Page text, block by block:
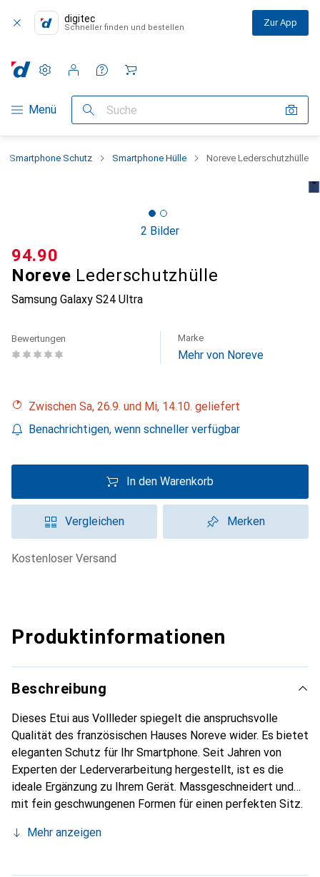
digitec
Schneller finden und bestellen Zur App
Navigation nach Kategorien
Menü Suche
Einstellungen
Kundenkonto
Vergleichslisten
Merklisten
Warenkorb
Smartphone Schutz Smartphone Hülle Noreve Lederschutzhülle
2 Bilder
Noreve Lederschutzhülle
Samsung Galaxy S24 Ultra
CHF
94.90
Bewertungen Marke
Mehr von Noreve
Zwischen Sa, 26.9. und Mi, 14.10. geliefert
Benachrichtigen, wenn schneller verfügbar
In den Warenkorb
Vergleichen Merken
kostenloser Versand
Produktinformationen
Beschreibung
Dieses Etui aus Vollleder spiegelt die anspruchsvolle
Qualität des französischen Hauses Noreve wider. Es bietet
eleganten Schutz für Ihr Smartphone. Seit Jahren von
Experten der Lederverarbeitung hergestellt, ist es die
ideale Ergänzung zu Ihrem Gerät. Massgeschneidert und
mit fein geschwungenen Formen für einen perfekten Sitz.
Smartphone. Die Marke Noreve ist international für ihre
für den anspruchsvollen Kunden.
Mehr anzeigen